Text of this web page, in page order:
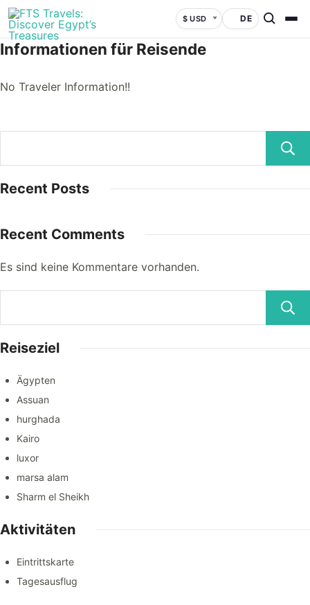
$ USD DE
Informationen für Reisende
No Traveler Information!!
Recent Posts
Recent Comments
Es sind keine Kommentare vorhanden.
Reiseziel
Ägypten
Assuan
hurghada
Kairo
luxor
marsa alam
Sharm el Sheikh
Aktivitäten
Eintrittskarte
Tagesausflug